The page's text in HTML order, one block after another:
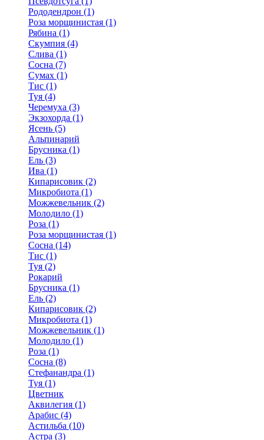
Рододендрон (1)
Роза морщинистая (1)
Рябина (1)
Скумпия (4)
Слива (1)
Сосна (7)
Сумах (1)
Тис (1)
Туя (4)
Черемуха (3)
Экзохорда (1)
Ясень (5)
Альпинарий
Брусника (1)
Ель (3)
Ива (1)
Кипарисовик (2)
Микробиота (1)
Можжевельник (2)
Молодило (1)
Роза (1)
Роза морщинистая (1)
Сосна (14)
Тис (1)
Туя (2)
Рокарий
Брусника (1)
Ель (2)
Кипарисовик (2)
Микробиота (1)
Можжевельник (1)
Молодило (1)
Роза (1)
Сосна (8)
Стефанандра (1)
Туя (1)
Цветник
Аквилегия (1)
Арабис (4)
Астильба (10)
Астра (3)